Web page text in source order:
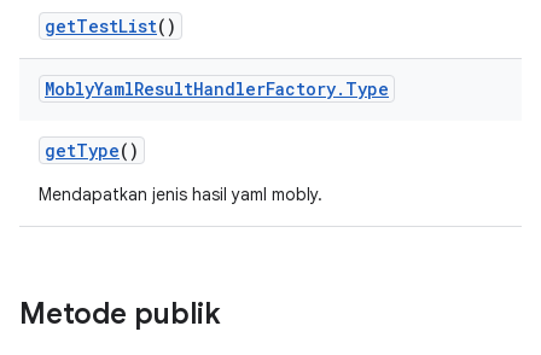
getTestList()
MoblyYamlResultHandlerFactory. Type
getType()
Mendapatkan jenis hasil yaml mobly.
Metode publik